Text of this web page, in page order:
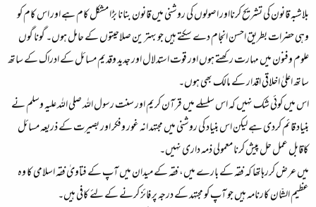
بلاشبہ قانون کی تشریح کرنااور اصولوں کی روشنی میں قانون بنانا بڑا مشکل کام ہے اور اس کام کو
وہی حضرات بطریق احسن انجام دے سکتے ہیں جو بہتر ین صلاحیتوں کے حامل ہوں۔ گونا گوں
علوم وفنون میں مہارت رکھتے ہوں اور قوت استدلال اور جدید وقدیم مسائل کے ادراک کے ساتھ
ساتھ اعلیٰ اخلاقی اقدار کے مالک بھی ہوں۔
اس میں کوئی شک نہیں کہ اس سلسلے میں قرآن کریم اور سنت رسول اللہ صلی اللہ علیہ وسلم نے
بنیاد قائم کردی ہے لیکن اس بنیاد کی روشنی میں مجتہد انہ غور وفکر اور بصیرت کے ذریعہ مسائل
کاقابل عمل حل پیش کرنا معمولی ذمہ داری نہیں۔
میں عرض کررہاتھا کہ فقہ کے بارے میں، فقہ کے میدان میں آپ کے فتاویٰ فقہ اسلامی کا وہ
عظیم الشّان کارنامہ ہیں جو آپ کو مجتہد کے درجہ پر فائز کرنے کے لئے کافی ہیں۔